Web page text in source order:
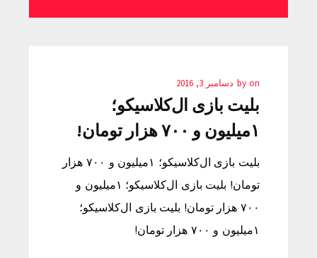
by on دسامبر 3, 2016
بلیت بازی ال‌کلاسیکو؛
۱میلیون و ۷۰۰ هزار تومان!
بلیت بازی ال‌کلاسیکو؛ ۱میلیون و ۷۰۰ هزار
تومان! بلیت بازی ال‌کلاسیکو؛ ۱میلیون و
۷۰۰ هزار تومان! بلیت بازی ال‌کلاسیکو؛
۱میلیون و ۷۰۰ هزار تومان!